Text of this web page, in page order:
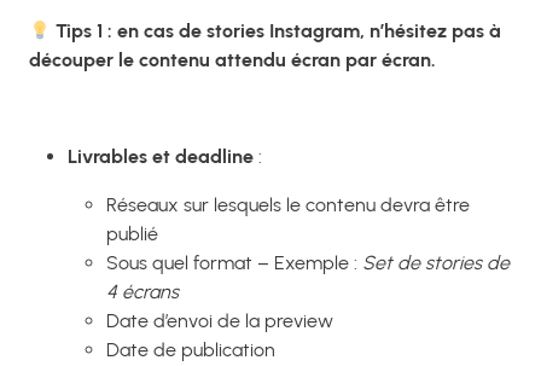
Tips 1 : en cas de stories Instagram, n’hésitez pas à
découper le contenu attendu écran par écran.
Livrables et deadline :
Réseaux sur lesquels le contenu devra être
publié
Sous quel format – Exemple : Set de stories de
4 écrans
Date d’envoi de la preview
Date de publication